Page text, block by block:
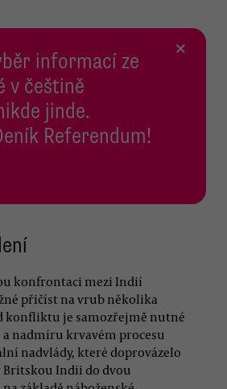
informací ze
v češtině
jinde.
Referendum!
×
konfrontaci mezi Indií
přičíst na vrub několika
konfliktu je samozřejmě nutné
nadmíru krvavém procesu
nadvlády, které doprovázelo
Indii do dvou